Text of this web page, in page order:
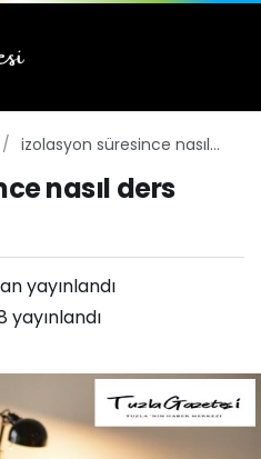
izolasyon süresince nasıl
nasıl ders
yayınlandı
yayınlandı